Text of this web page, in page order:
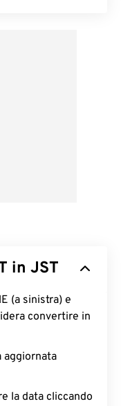
in JST
(a sinistra) e
convertire in
aggiornata
la data cliccando